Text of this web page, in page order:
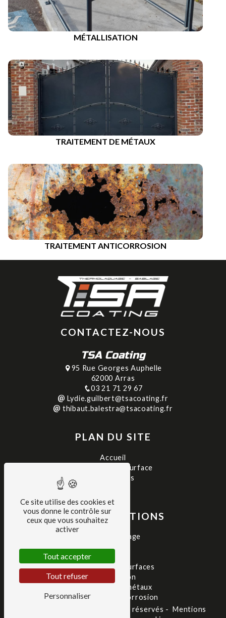
MÉTALLISATION
TRAITEMENT DE MÉTAUX
TRAITEMENT ANTICORROSION
CONTACTEZ-NOUS
TSA Coating
95 Rue Georges Auphelle
62000 Arras
03 21 71 29 67
Lydie.guilbert@tsacoating.fr
thibaut.balestra@tsacoating.fr
PLAN DU SITE
Accueil
Traitement de surface
Réalisations
NOS PRESTATIONS
Thermolaquage
Traitement de surfaces
Métallisation
Traitement de métaux
Traitement anticorrosion
- 2026 - Tous droits réservés - Mentions
Ce site utilise des cookies et
vous donne le contrôle sur
ceux que vous souhaitez
activer
Tout accepter
Tout refuser
Personnaliser